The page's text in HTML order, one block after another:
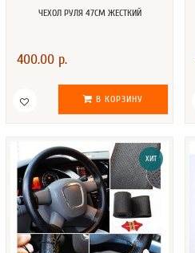
ЧЕХОЛ РУЛЯ 47СМ ЖЕСТКИЙ
400.00 р.
В КОРЗИНУ
ХИТ